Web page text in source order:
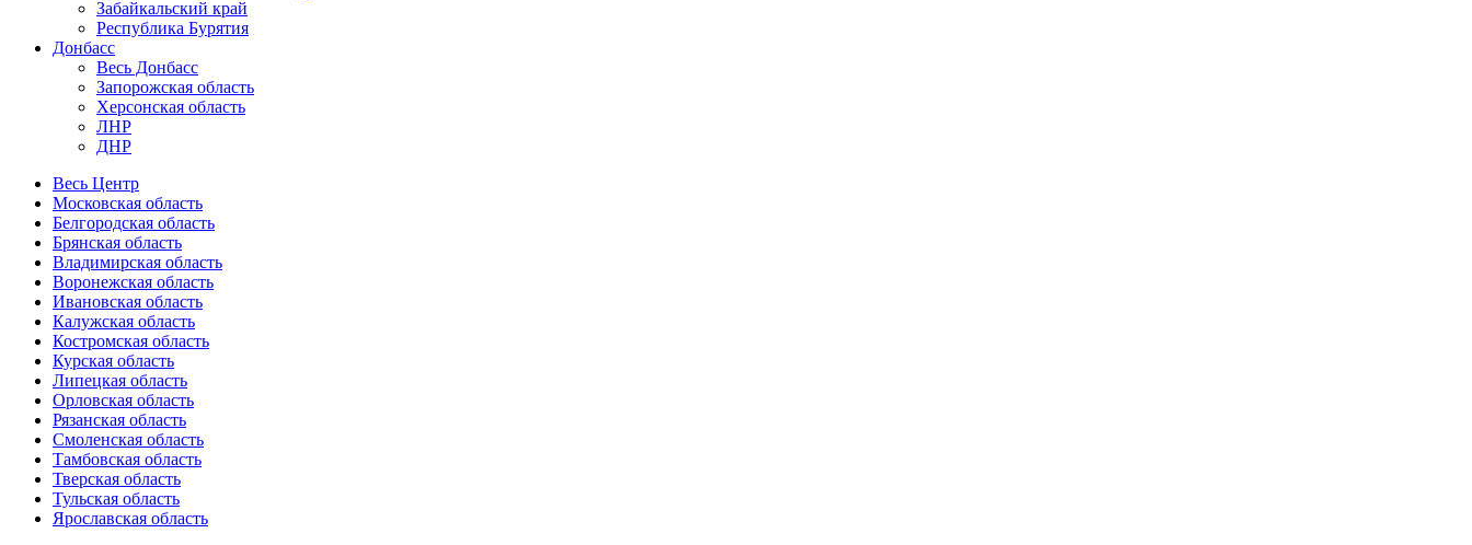
Забайкальский край
Республика Бурятия
Донбасс
Весь Донбасс
Запорожская область
Херсонская область
ЛНР
ДНР
Весь Центр
Московская область
Белгородская область
Брянская область
Владимирская область
Воронежская область
Ивановская область
Калужская область
Костромская область
Курская область
Липецкая область
Орловская область
Рязанская область
Смоленская область
Тамбовская область
Тверская область
Тульская область
Ярославская область